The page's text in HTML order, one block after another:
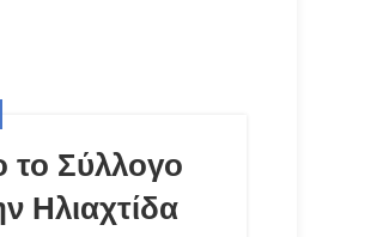
το Σύλλογο
Ηλιαχτίδα